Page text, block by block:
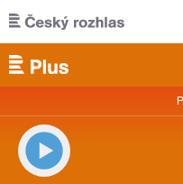
Přejít k hlavnímu obsahu